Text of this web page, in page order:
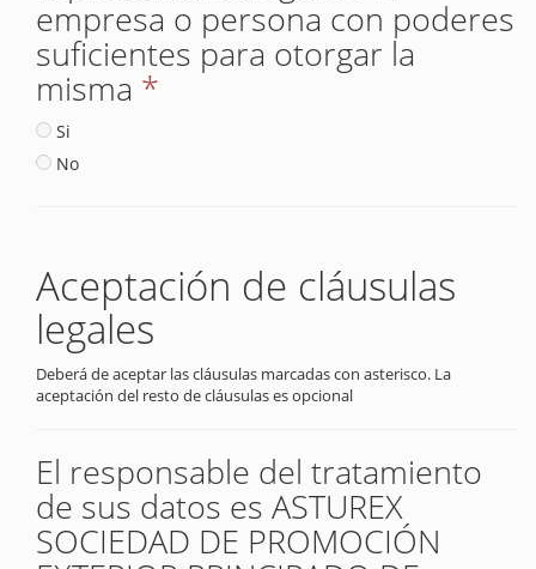
empresa o persona con poderes
suficientes para otorgar la
misma *
Si
No
Aceptación de cláusulas
legales
Deberá de aceptar las cláusulas marcadas con asterisco. La
aceptación del resto de cláusulas es opcional
El responsable del tratamiento
de sus datos es ASTUREX
SOCIEDAD DE PROMOCIÓN